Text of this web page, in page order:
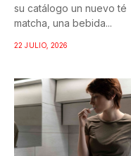
su catálogo un nuevo té
matcha, una bebida...
22 JULIO, 2026